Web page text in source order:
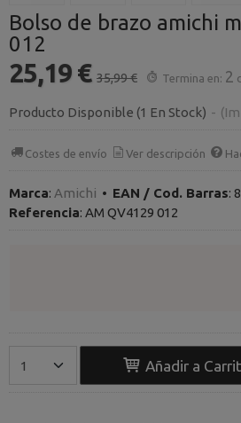
Bolso de brazo amichi
012
25,19 € 35,99 € Termina en: 2
Producto Disponible (1 En Stock) -
Costes de envío Ver descripción
Marca: Amichi • EAN / Cod. Barras:
Referencia: AM QV4129 012
Añadir a